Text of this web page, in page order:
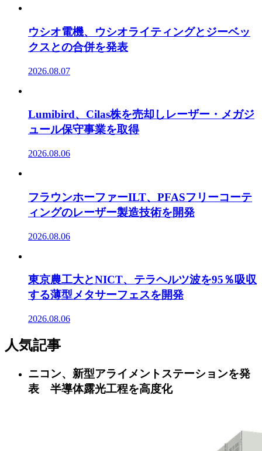
ウシオ電機、ウシオライティングとジーベッ
クスとの合併を発表
2026.08.07
Lumibird、Cilas株を売却しレーザー・メガジ
ュール保守事業を取得
2026.08.06
フラウンホーファーILT、PFASフリーコーテ
ィングのレーザー製造技術を開発
2026.08.06
東京農工大とNICT、テラヘルツ波を95％吸収
する薄型メタサーフェスを開発
2026.08.06
人気記事
ニコン、新型アライメントステーションを発
表 半導体露光工程を高度化